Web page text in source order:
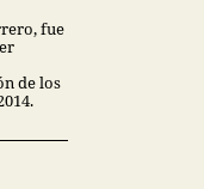
fue
de los